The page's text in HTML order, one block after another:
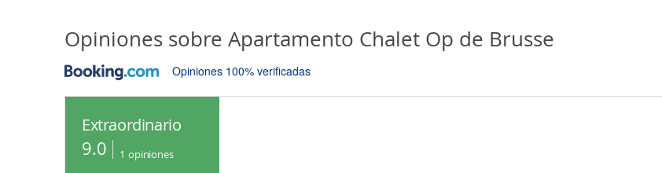
Opiniones sobre Apartamento Chalet Op de Brusse
Opiniones 100% verificadas
Extraordinario
9.0 1 opiniones